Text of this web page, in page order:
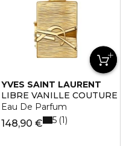
YVES SAINT LAURENT
LIBRE VANILLE COUTURE
Eau De Parfum
148,90 € 5 1